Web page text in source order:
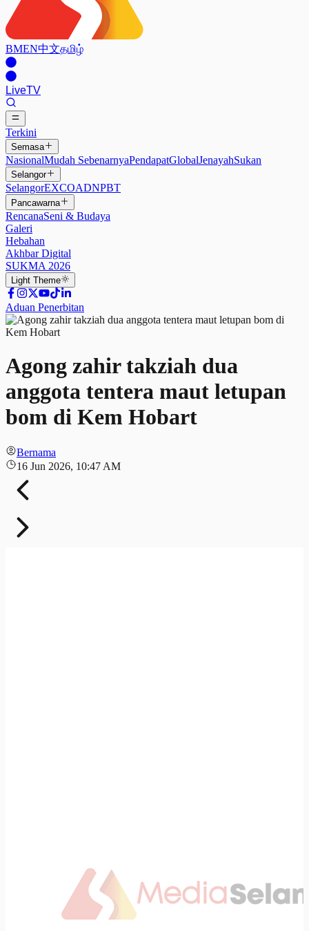
BMEN中文தமிழ்
LiveTV
Terkini
Semasa
NasionalMudah SebenarnyaPendapatGlobalJenayahSukan
Selangor
SelangorEXCOADNPBT
Pancawarna
RencanaSeni & Budaya
Galeri
Hebahan
Akhbar Digital
SUKMA 2026
Light Theme
Aduan Penerbitan
Agong zahir takziah dua
anggota tentera maut letupan
bom di Kem Hobart
Bernama
16 Jun 2026, 10:47 AM